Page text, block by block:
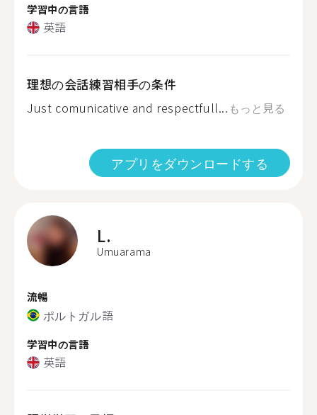
学習中の言語
英語
理想の会話練習相手の条件
Just comunicative and respectfull... もっと見る
アプリをダウンロードする
L.
Umuarama
流暢
ポルトガル語
学習中の言語
英語